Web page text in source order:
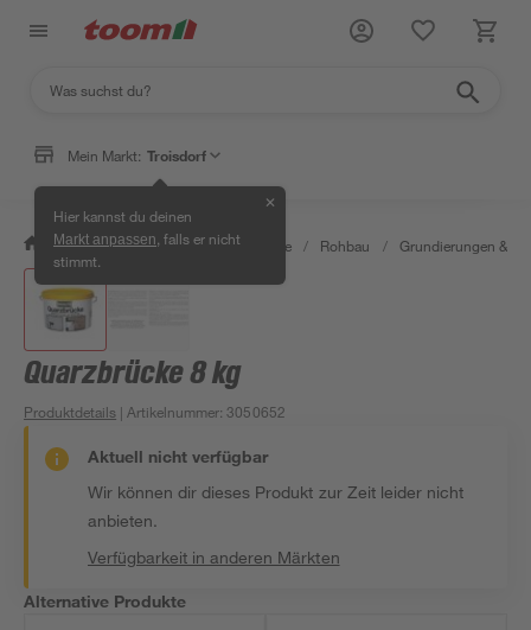
Mein Markt: Troisdorf
Hier kannst du deinen
Markt anpassen , falls er nicht
stimmt.
✕
/ Bauen & Renovieren / Baustoffe / Rohbau / Grundierungen &
Quarzbrücke 8 kg
Produktdetails | Artikelnummer:3050652
Aktuell nicht verfügbar
Wir können dir dieses Produkt zur Zeit leider nicht
anbieten.
Verfügbarkeit in anderen Märkten
Alternative Produkte